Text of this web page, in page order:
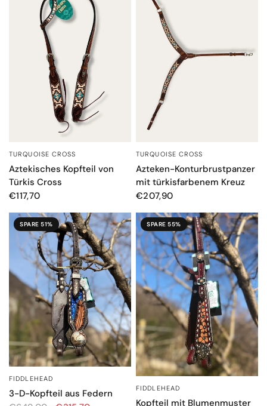
SCHNELLANSICHT
TURQUOISE CROSS
Aztekisches Kopfteil von
Türkis Cross
€117,70
SCHNELLANSICHT
TURQUOISE CROSS
Azteken-Konturbrustpanzer
mit türkisfarbenem Kreuz
€207,90
SPARE 51%
SCHNELLANSICHT
FIDDLEHEAD
3-D-Kopfteil aus Federn
SPARE 55%
SCHNELLANSICHT
FIDDLEHEAD
Kopfteil mit Blumenmuster